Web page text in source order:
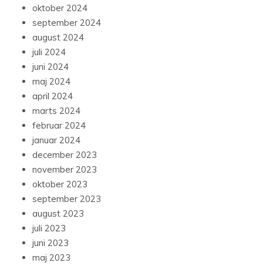
oktober 2024
september 2024
august 2024
juli 2024
juni 2024
maj 2024
april 2024
marts 2024
februar 2024
januar 2024
december 2023
november 2023
oktober 2023
september 2023
august 2023
juli 2023
juni 2023
maj 2023